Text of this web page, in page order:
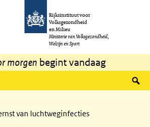
gaan
Rijksinstituut voor
Volksgezondheid
en Milieu
Ministerie van Volksgezondheid,
Welzijn en Sport
morgen begint vandaag
van luchtweginfecties